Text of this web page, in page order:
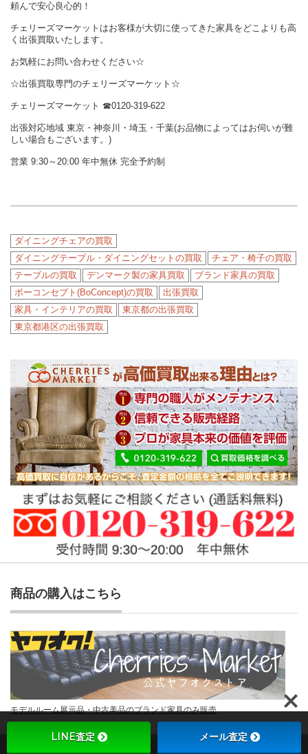
頼んで安心良心的！
チェリーズマーケットはお客様が大切に使ってきた家具をどこよりも高
く出張買取いたします。
お気軽にお問い合わせください☆
☆出張買取専門のチェリーズマーケット☆
チェリーズマーケット ☎︎0120-319-622
出張対応地域 東京・神奈川・埼玉・千葉(お品物によってはお伺いが難
しい場合もございます。)
営業 9:30～20:00 年中無休 完全予約制
ダイニングチェアの買取
ダイニングテーブル・ダイニングセットの買取
チェア・椅子の買取
テーブルの買取
デンマーク製の家具買取
ブランド家具の買取
ボーコンセプト(BoConcept)の買取
出張買取
家具・インテリアの買取
東京都の出張買取
東京都港区の出張買取
商品の購入はこちら
モデルルーム展示品・中古美品のブランド家具のみ販売
LINE査定 メール査定